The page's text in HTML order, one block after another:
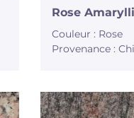
Rose
Couleur : Rose
Provenance :